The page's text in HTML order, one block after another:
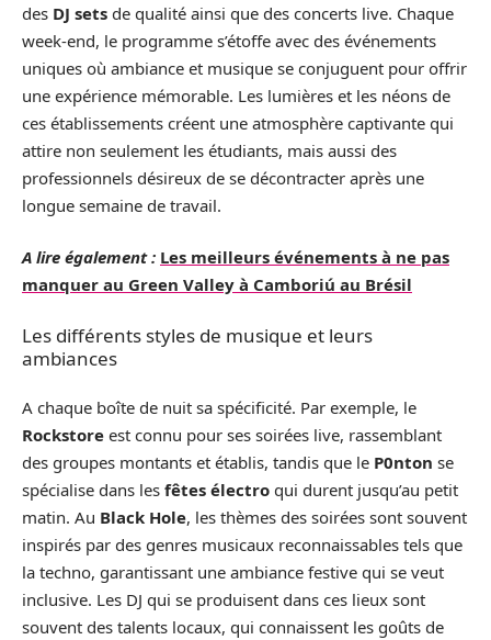
des DJ sets de qualité ainsi que des concerts live. Chaque
week-end, le programme s’étoffe avec des événements
uniques où ambiance et musique se conjuguent pour offrir
une expérience mémorable. Les lumières et les néons de
ces établissements créent une atmosphère captivante qui
attire non seulement les étudiants, mais aussi des
professionnels désireux de se décontracter après une
longue semaine de travail.
A lire également : Les meilleurs événements à ne pas
manquer au Green Valley à Camboriú au Brésil
Les différents styles de musique et leurs
ambiances
A chaque boîte de nuit sa spécificité. Par exemple, le
Rockstore est connu pour ses soirées live, rassemblant
des groupes montants et établis, tandis que le P0nton se
spécialise dans les fêtes électro qui durent jusqu’au petit
matin. Au Black Hole, les thèmes des soirées sont souvent
inspirés par des genres musicaux reconnaissables tels que
la techno, garantissant une ambiance festive qui se veut
inclusive. Les DJ qui se produisent dans ces lieux sont
souvent des talents locaux, qui connaissent les goûts de